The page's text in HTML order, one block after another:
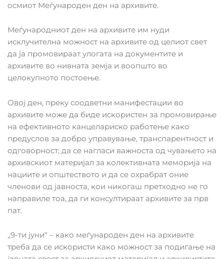
осмиот Меѓународен ден на архивите.
Меѓународниот ден на архивите им нуди
исклучителна можност на архивите од целиот свет
да ја промовираат улогата на документите и
архивите во нивната земја и воопшто во
целокупното постоење.
Овој ден, преку соодветни манифестации во
архивите може да биде искористен за промовирање
на ефективното канцелариско работење како
предуслов за добро управување, транспарентност и
одговорност; да се нагласи важноста од чувањето на
архивскиот материјал за колективната меморија на
нациите и општеството и да се охрабрат оние
членови од јавноста, кои никогаш претходно не го
направиле тоа, да ги консултираат архивите за прв
пат.
„9-ти јуни“ – како меѓународен ден на архивите
треба да се искористи како можност за подигање на